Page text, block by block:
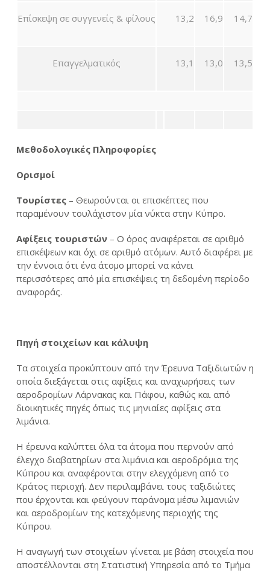
Επίσκεψη σε συγγενείς & φίλους 13,2 16,9 14,7
Επαγγελματικός 13,1 13,0 13,5
Μεθοδολογικές Πληροφορίες
Ορισμοί
Τουρίστες – Θεωρούνται οι επισκέπτες που
παραμένουν τουλάχιστον μία νύκτα στην Κύπρο.
Αφίξεις τουριστών – Ο όρος αναφέρεται σε αριθμό
επισκέψεων και όχι σε αριθμό ατόμων. Αυτό διαφέρει με
την έννοια ότι ένα άτομο μπορεί να κάνει
περισσότερες από μία επισκέψεις τη δεδομένη περίοδο
αναφοράς.
Πηγή στοιχείων και κάλυψη
Τα στοιχεία προκύπτουν από την Έρευνα Ταξιδιωτών η
οποία διεξάγεται στις αφίξεις και αναχωρήσεις των
αεροδρομίων Λάρνακας και Πάφου, καθώς και από
διοικητικές πηγές όπως τις μηνιαίες αφίξεις στα
λιμάνια.
Η έρευνα καλύπτει όλα τα άτομα που περνούν από
έλεγχο διαβατηρίων στα λιμάνια και αεροδρόμια της
Κύπρου και αναφέρονται στην ελεγχόμενη από το
Κράτος περιοχή. Δεν περιλαμβάνει τους ταξιδιώτες
που έρχονται και φεύγουν παράνομα μέσω λιμανιών
και αεροδρομίων της κατεχόμενης περιοχής της
Κύπρου.
Η αναγωγή των στοιχείων γίνεται με βάση στοιχεία που
αποστέλλονται στη Στατιστική Υπηρεσία από το Τμήμα